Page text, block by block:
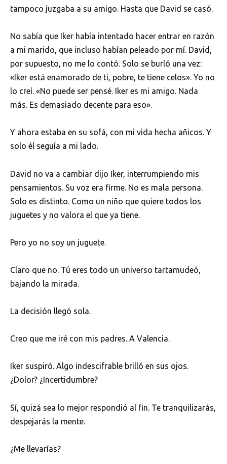
tampoco juzgaba a su amigo. Hasta que David se casó.
No sabía que Iker había intentado hacer entrar en razón
a mi marido, que incluso habían peleado por mí. David,
por supuesto, no me lo contó. Solo se burló una vez:
«Iker está enamorado de ti, pobre, te tiene celos». Yo no
lo creí. «No puede ser pensé. Iker es mi amigo. Nada
más. Es demasiado decente para eso».
Y ahora estaba en su sofá, con mi vida hecha añicos. Y
solo él seguía a mi lado.
David no va a cambiar dijo Iker, interrumpiendo mis
pensamientos. Su voz era firme. No es mala persona.
Solo es distinto. Como un niño que quiere todos los
juguetes y no valora el que ya tiene.
Pero yo no soy un juguete.
Claro que no. Tú eres todo un universo tartamudeó,
bajando la mirada.
La decisión llegó sola.
Creo que me iré con mis padres. A Valencia.
Iker suspiró. Algo indescifrable brilló en sus ojos.
¿Dolor? ¿Incertidumbre?
Sí, quizá sea lo mejor respondió al fin. Te tranquilizarás,
despejarás la mente.
¿Me llevarías?